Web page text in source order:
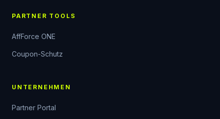
PARTNER TOOLS
AffForce ONE
Coupon-Schutz
UNTERNEHMEN
Partner Portal